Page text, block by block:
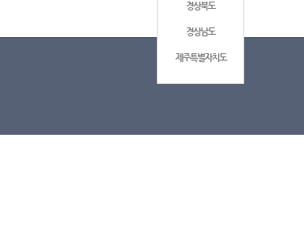
경상북도
경상남도
제주특별자치도